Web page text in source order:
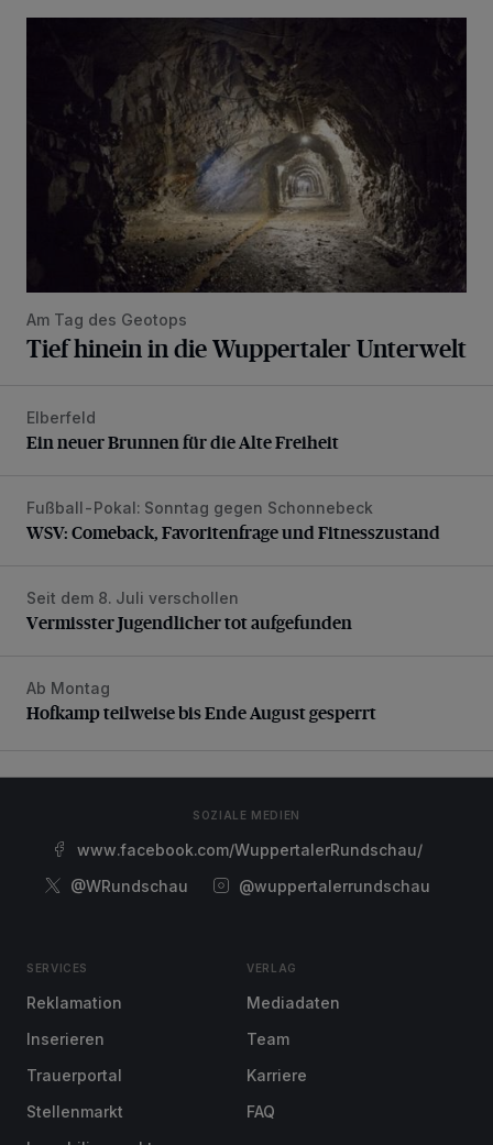
Am Tag des Geotops
Tief hinein in die Wuppertaler Unterwelt
Ein neuer Brunnen für die Alte Freiheit
Elberfeld
Ein neuer Brunnen für die Alte Freiheit
WSV: Comeback, Favoritenfrage und Fitnesszustand
Fußball-Pokal: Sonntag gegen Schonnebeck
WSV: Comeback, Favoritenfrage und Fitnesszustand
Vermisster Jugendlicher tot aufgefunden
Seit dem 8. Juli verschollen
Vermisster Jugendlicher tot aufgefunden
Hofkamp teilweise bis Ende August gesperrt
Ab Montag
Hofkamp teilweise bis Ende August gesperrt
SOZIALE MEDIEN
www.facebook.com/WuppertalerRundschau/
@WRundschau
@wuppertalerrundschau
SERVICES
Reklamation
Inserieren
Trauerportal
Stellenmarkt
VERLAG
Mediadaten
Team
Karriere
FAQ